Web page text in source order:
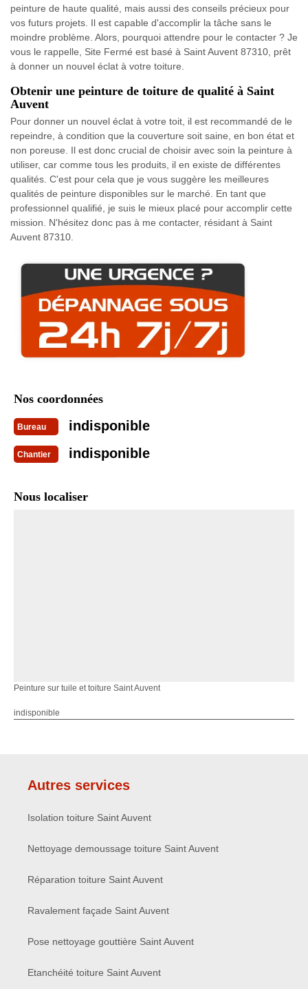
peinture de haute qualité, mais aussi des conseils précieux pour
vos futurs projets. Il est capable d'accomplir la tâche sans le
moindre problème. Alors, pourquoi attendre pour le contacter ? Je
vous le rappelle, Site Fermé est basé à Saint Auvent 87310, prêt
à donner un nouvel éclat à votre toiture.
Obtenir une peinture de toiture de qualité à Saint
Auvent
Pour donner un nouvel éclat à votre toit, il est recommandé de le
repeindre, à condition que la couverture soit saine, en bon état et
non poreuse. Il est donc crucial de choisir avec soin la peinture à
utiliser, car comme tous les produits, il en existe de différentes
qualités. C'est pour cela que je vous suggère les meilleures
qualités de peinture disponibles sur le marché. En tant que
professionnel qualifié, je suis le mieux placé pour accomplir cette
mission. N'hésitez donc pas à me contacter, résidant à Saint
Auvent 87310.
Nos coordonnées
Bureau indisponible
Chantier indisponible
Nous localiser
Peinture sur tuile et toiture Saint Auvent
indisponible
Autres services
Isolation toiture Saint Auvent
Nettoyage demoussage toiture Saint Auvent
Réparation toiture Saint Auvent
Ravalement façade Saint Auvent
Pose nettoyage gouttière Saint Auvent
Etanchéité toiture Saint Auvent